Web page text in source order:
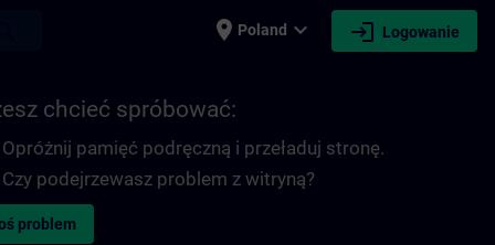
place Poland expand_more login Logowanie
chcieć spróbować:
Opróżnij pamięć podręczną i przeładuj stronę.
Czy podejrzewasz problem z witryną?
problem